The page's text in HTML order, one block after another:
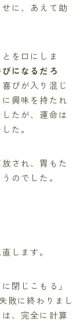
に、あえて助
を口にしま
になるだろ
びが入り混じ
興味を持たれ
たが、運命は
た。
され、胃もた
のでした。
します。
閉じこもる」
敗に終わりまし
、完全に計算